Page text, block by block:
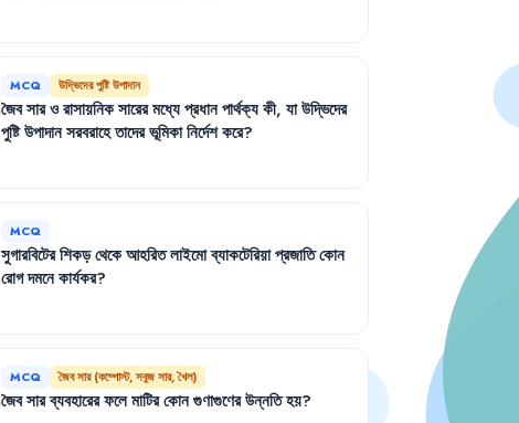
MCQ উদ্ভিদের পুষ্টি উপাদান
জৈব সার ও রাসায়নিক সারের মধ্যে প্রধান পার্থক্য কী, যা উদ্ভিদের
পুষ্টি উপাদান সরবরাহেতাদের ভূমিকা নির্দেশ করে?
MCQ
সুগারবিটের শিকড় থেকে আহরিত লাইমোব্যাকটেরিয়া প্রজাতি কোন
রোগদমনে কার্যকর?
MCQ জৈব সার (কম্পোস্ট, সবুজ সার, খৈল)
জৈব সারব্যবহারের ফলে মাটির কোন গুণাগুণের উন্নতি হয়?